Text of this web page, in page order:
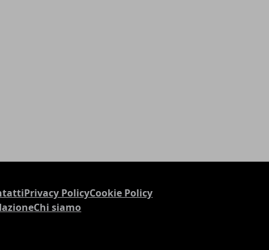
Privacy PolicyCookie Policy
Chi siamo